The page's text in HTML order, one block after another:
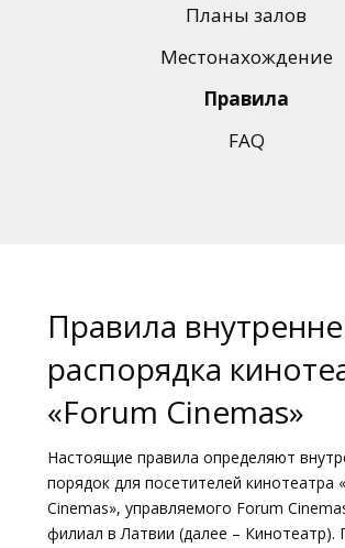
Планы залов
Местонахождение
Правила
FAQ
Правила
распорядка
«Forum Cinemas»
Настоящие правила определяют
порядок для посетителей кинотеатра
Cinemas», управляемого Forum
филиал в Латвии (далее – Кинотеатр).